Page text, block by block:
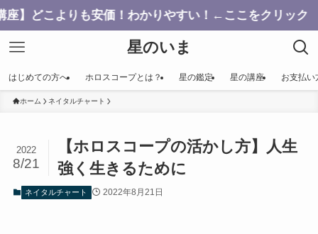
りも安価！わかりやすい！←ここをクリック
星のいま
はじめての方へ ホロスコープとは？ 星の鑑定 星の講座 お支払い
ホーム ネイタルチャート
【ホロスコープの活かし方】人生
強く生きるために
2022
8/21
ネイタルチャート 2022年8月21日